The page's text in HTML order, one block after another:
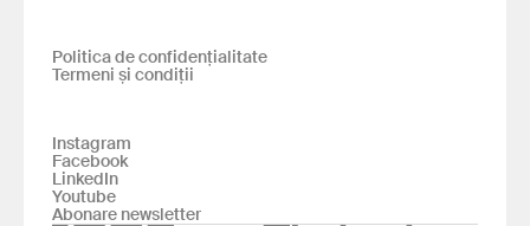
Politica de confidențialitate
Termeni și condiții
Instagram
Facebook
LinkedIn
Youtube
Abonare newsletter